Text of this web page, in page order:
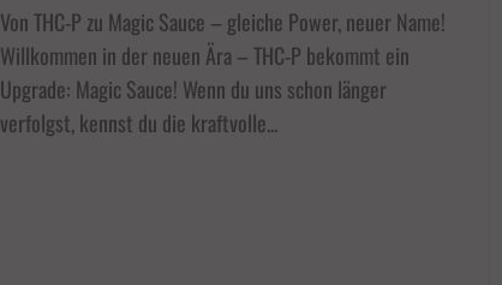
Von THC-P zu Magic Sauce – gleiche Power, neuer Name!
Willkommen in der neuen Ära – THC-P bekommt ein
Upgrade: Magic Sauce! Wenn du uns schon länger
verfolgst, kennst du die kraftvolle...